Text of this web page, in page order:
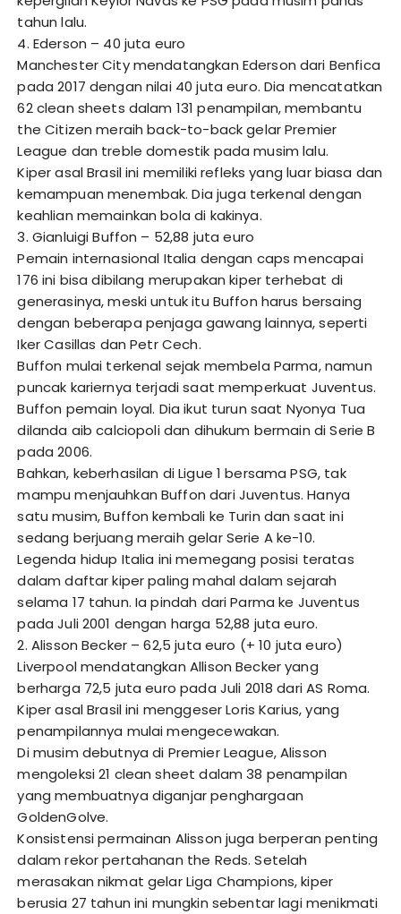
tahun lalu.
4. Ederson – 40 juta euro
Manchester City mendatangkan Ederson dari Benfica
pada 2017 dengan nilai 40 juta euro. Dia mencatatkan
62 clean sheets dalam 131 penampilan, membantu
the Citizen meraih back-to-back gelar Premier
League dan treble domestik pada musim lalu.
Kiper asal Brasil ini memiliki refleks yang luar biasa dan
kemampuan menembak. Dia juga terkenal dengan
keahlian memainkan bola di kakinya.
3. Gianluigi Buffon – 52,88 juta euro
Pemain internasional Italia dengan caps mencapai
176 ini bisa dibilang merupakan kiper terhebat di
generasinya, meski untuk itu Buffon harus bersaing
dengan beberapa penjaga gawang lainnya, seperti
Iker Casillas dan Petr Cech.
Buffon mulai terkenal sejak membela Parma, namun
puncak kariernya terjadi saat memperkuat Juventus.
Buffon pemain loyal. Dia ikut turun saat Nyonya Tua
dilanda aib calciopoli dan dihukum bermain di Serie B
pada 2006.
Bahkan, keberhasilan di Ligue 1 bersama PSG, tak
mampu menjauhkan Buffon dari Juventus. Hanya
satu musim, Buffon kembali ke Turin dan saat ini
sedang berjuang meraih gelar Serie A ke-10.
Legenda hidup Italia ini memegang posisi teratas
dalam daftar kiper paling mahal dalam sejarah
selama 17 tahun. Ia pindah dari Parma ke Juventus
pada Juli 2001 dengan harga 52,88 juta euro.
2. Alisson Becker – 62,5 juta euro (+ 10 juta euro)
Liverpool mendatangkan Allison Becker yang
berharga 72,5 juta euro pada Juli 2018 dari AS Roma.
Kiper asal Brasil ini menggeser Loris Karius, yang
penampilannya mulai mengecewakan.
Di musim debutnya di Premier League, Alisson
mengoleksi 21 clean sheet dalam 38 penampilan
yang membuatnya diganjar penghargaan
GoldenGolve.
Konsistensi permainan Alisson juga berperan penting
dalam rekor pertahanan the Reds. Setelah
merasakan nikmat gelar Liga Champions, kiper
berusia 27 tahun ini mungkin sebentar lagi menikmati